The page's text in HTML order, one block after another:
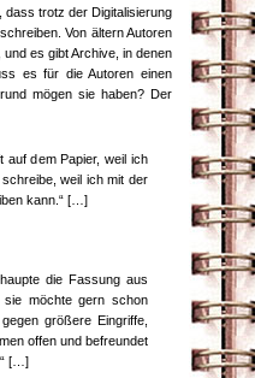
trotz der Digitalisierung
Von ältern Autoren
es gibt Archive, in denen
es für die Autoren einen
mögen sie haben? Der
dem Papier, weil ich
weil ich mit der
kann.“ […]
die Fassung aus
sie möchte gern schon
größere Eingriffe,
offen und befreundet
[…]